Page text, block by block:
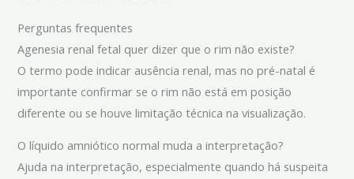
Perguntas frequentes
Agenesia renal fetal quer dizer que o rim não existe?
O termo pode indicar ausência renal, mas no pré-natal é
importante confirmar se o rim não está em posição
diferente ou se houve limitação técnica na visualização.
O líquido amniótico normal muda a interpretação?
Ajuda na interpretação, especialmente quando há suspeita